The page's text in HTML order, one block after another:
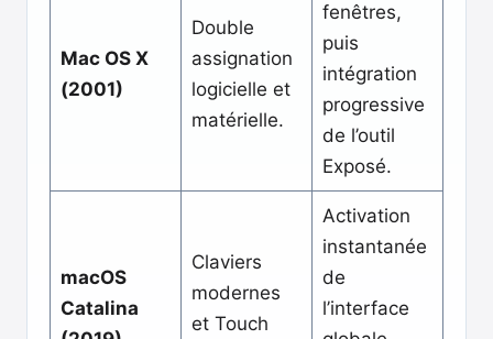
Mac OS X
(2001)
Double
assignation
logicielle et
matérielle.
fenêtres,
puis
intégration
progressive
de l’outil
Exposé.
macOS
Catalina
Claviers
modernes
et Touch
Activation
instantanée
de
l’interface